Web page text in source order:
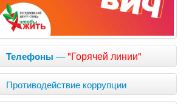
Телефоны —"Горячей линии"
Противодействие коррупции